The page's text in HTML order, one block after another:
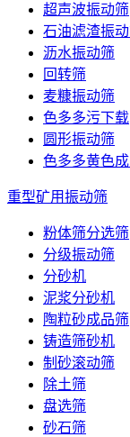
超声波振动筛
石油滤渣振
沥水振动筛
回转筛
麦糠振动筛
色多多污下载
圆形振动筛
色多多黄色
重型矿用振动筛
粉体筛分选筛
分级振动筛
分砂机
泥浆分砂机
陶粒砂成品筛
铸造筛砂机
制砂滚动筛
除土筛
盘选筛
砂石筛